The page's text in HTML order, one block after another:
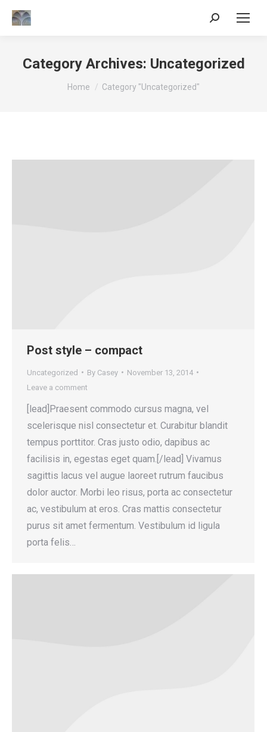
Search:
Category Archives: Uncategorized
You are here:
Home Category "Uncategorized"
Post style – compact
Uncategorized By Casey
November 13, 2014
Leave a comment
[lead]Praesent commodo cursus magna, vel
scelerisque nisl consectetur et. Curabitur blandit
tempus porttitor. Cras justo odio, dapibus ac
facilisis in, egestas eget quam.[/lead] Vivamus
sagittis lacus vel augue laoreet rutrum faucibus
dolor auctor. Morbi leo risus, porta ac consectetur
ac, vestibulum at eros. Cras mattis consectetur
purus sit amet fermentum. Vestibulum id ligula
porta felis…